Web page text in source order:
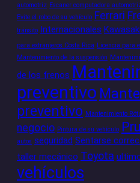
automotriz Escaner computadora
Evite el robo de su vehículo Ferrari
tránsito Internacionales Kawasaki
para extranjeros Costa Rica Licencia para
Mantenimiento de la suspensión
de los frenos
preventivo
preventivo Mantenimiento
negocio Pintura de su vehículo
autos seguridad Sentarse
taller mecánico Toyota
vehículos